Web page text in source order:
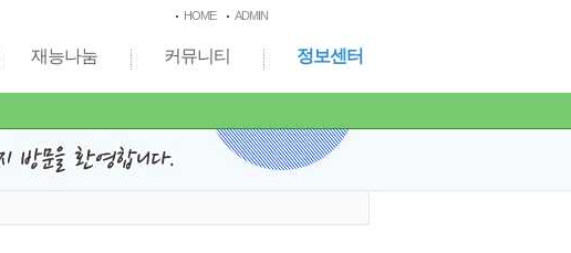
HOME ADMIN
재능나눔 커뮤니티 정보센터